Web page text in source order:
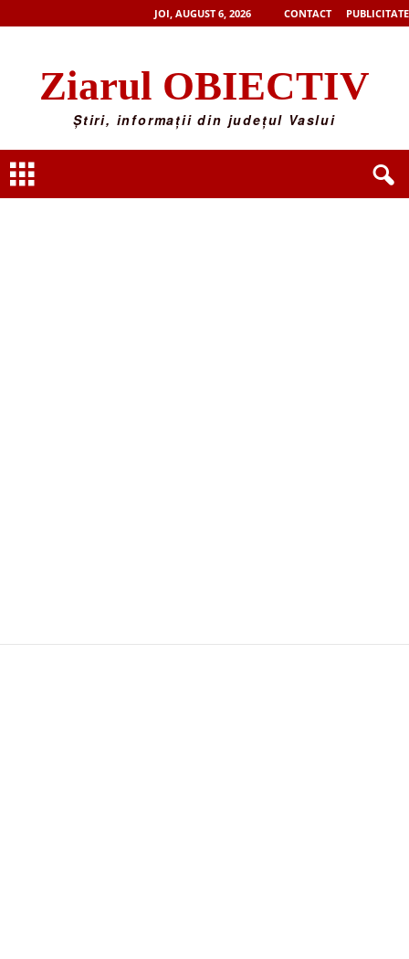
JOI, AUGUST 6, 2026 CONTACT PUBLICITATE
Ziarul OBIECTIV
Știri, informații din județul Vaslui